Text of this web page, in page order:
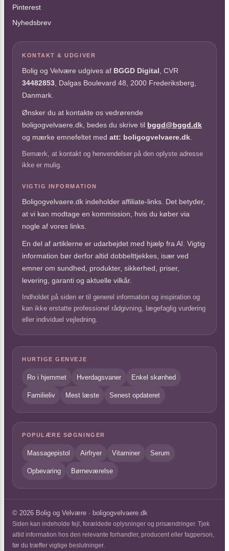
Pinterest
Nyhedsbrev
KONTAKT & UDGIVER
Bolig og Velvære udgives af BGGD Digital , CVR
34482853 , Dalgas Boulevard 48, 2000 Frederiksberg,
Danmark.
Ønsker du at kontakte os vedrørende
boligogvelvaere.dk, bedes du skrive til bggd@bggd.dk
og mærke emnefeltet med att: boligogvelvaere.dk
Bemærk, at kontakt og henvendelser på den oplyste adresse
ikke er mulig.
VIGTIG INFORMATION
Boligogvelvaere.dk indeholder affiliate-links. Det betyder,
at vi kan modtage en kommission, hvis du køber via
nogle af vores links.
En del af artiklerne er udarbejdet med hjælp fra AI. Vigtig
information bør derfor altid dobbelttjekkes, især ved
emner om sundhed, produkter, sikkerhed, priser,
levering, garanti og aktuelle vilkår.
Indholdet på siden er til generel information og inspiration og
kan ikke erstatte professionel rådgivning, lægefaglig vurdering
eller individuel vejledning.
HURTIGE GENVEJE
Ro i hjemmet Hverdagsvaner Enkel skønhed
Familieliv Mest læste Senest opdateret
POPULÆRE SØGNINGER
Massagepistol Airfryer Vitaminer Serum
Opbevaring Børneværelse
© 2026 Bolig og Velvære · boligogvelvaere.dk
Siden kan indeholde fejl, forældede oplysninger og prisændringer. Tjek
altid information hos den relevante forhandler, producent eller fagperson,
før du træffer vigtige beslutninger.